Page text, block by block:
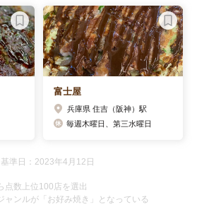
富士屋
兵庫県 住吉（阪神）駅
毎週木曜日、第三水曜日
準日：2023年4月12日
点数上位100店を選出
ャンルが「お好み焼き」となっている